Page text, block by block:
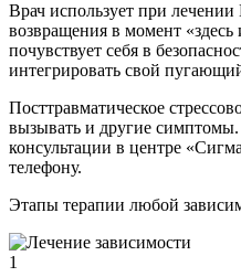
Врач использует при
возвращения в момент «здесь
почувствует себя в
интегрировать свой
Посттравматическое
вызывать и другие
консультации в центре
телефону.
Этапы терапии любой
1